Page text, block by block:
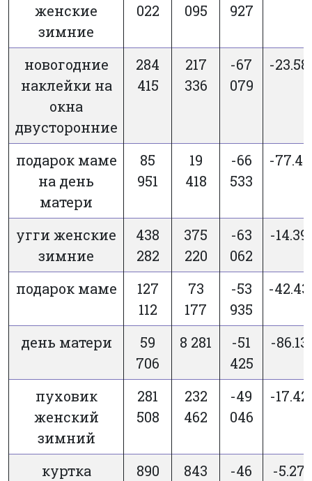
женские
зимние
022
095
927
новогодние
наклейки на
окна
двусторонние
284
415
217
336
-67
079
-23.58
подарок маме
на день
матери
85
951
19
418
-66
533
-77.41
угги женские
зимние
438
282
375
220
-63
062
-14.39
подарок маме
127
112
73
177
-53
935
-42.43
день матери
59
706
8 281
-51
425
-86.13
пуховик
женский
зимний
281
508
232
462
-49
046
-17.42
куртка
890
843
-46
-5.27